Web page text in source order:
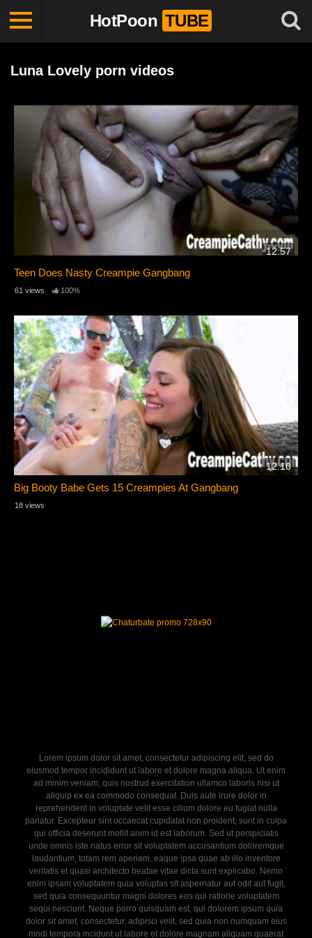
HotPoon TUBE
Luna Lovely porn videos
12:57
Teen Does Nasty Creampie Gangbang
61 views 100%
12:10
Big Booty Babe Gets 15 Creampies At Gangbang
18 views
Lorem ipsum dolor sit amet, consectetur adipiscing elit, sed do
eiusmod tempor incididunt ut labore et dolore magna aliqua. Ut enim
ad minim veniam, quis nostrud exercitation ullamco laboris nisi ut
aliquip ex ea commodo consequat. Duis aute irure dolor in
reprehenderit in voluptate velit esse cillum dolore eu fugiat nulla
pariatur. Excepteur sint occaecat cupidatat non proident, sunt in culpa
qui officia deserunt mollit anim id est laborum. Sed ut perspiciatis
unde omnis iste natus error sit voluptatem accusantium doloremque
laudantium, totam rem aperiam, eaque ipsa quae ab illo inventore
veritatis et quasi architecto beatae vitae dicta sunt explicabo. Nemo
enim ipsam voluptatem quia voluptas sit aspernatur aut odit aut fugit,
sed quia consequuntur magni dolores eos qui ratione voluptatem
sequi nesciunt. Neque porro quisquam est, qui dolorem ipsum quia
dolor sit amet, consectetur, adipisci velit, sed quia non numquam eius
modi tempora incidunt ut labore et dolore magnam aliquam quaerat